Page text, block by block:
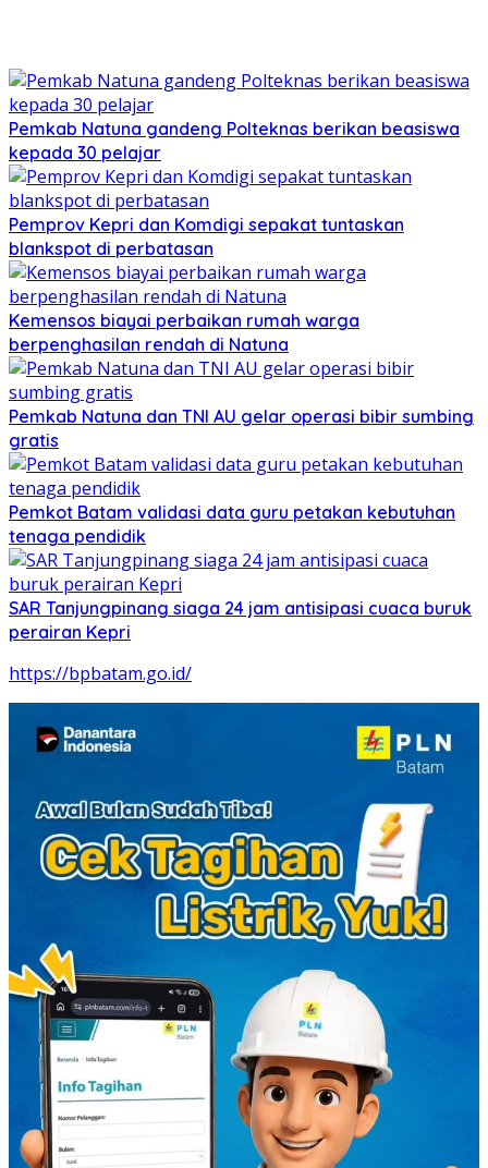
Pemkab Natuna gandeng Polteknas berikan beasiswa
kepada 30 pelajar
Pemprov Kepri dan Komdigi sepakat tuntaskan
blankspot di perbatasan
Kemensos biayai perbaikan rumah warga
berpenghasilan rendah di Natuna
Pemkab Natuna dan TNI AU gelar operasi bibir sumbing
gratis
Pemkot Batam validasi data guru petakan kebutuhan
tenaga pendidik
SAR Tanjungpinang siaga 24 jam antisipasi cuaca buruk
perairan Kepri
https://bpbatam.go.id/